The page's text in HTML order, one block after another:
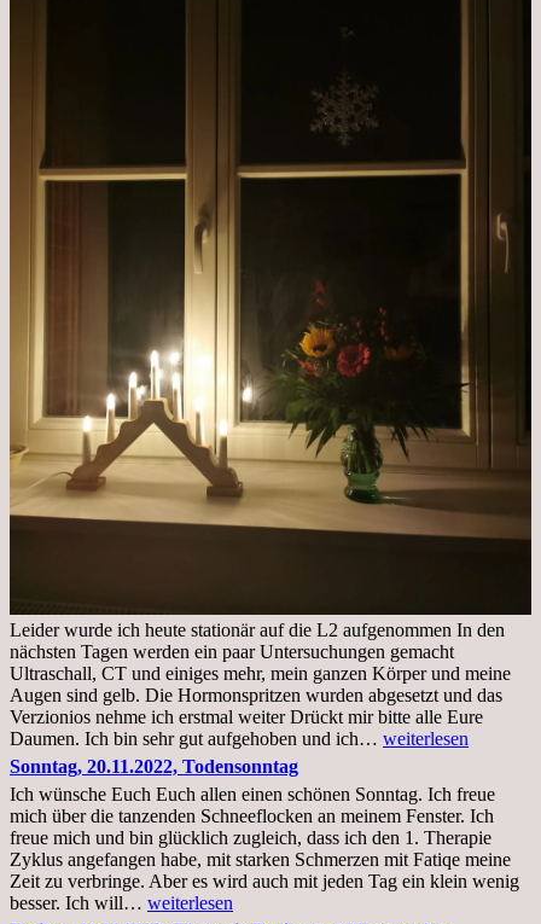
Leider wurde ich heute stationär auf die L2 aufgenommen In den
nächsten Tagen werden ein paar Untersuchungen gemacht
Ultraschall, CT und einiges mehr, mein ganzen Körper und meine
Augen sind gelb. Die Hormonspritzen wurden abgesetzt und das
Verzionios nehme ich erstmal weiter Drückt mir bitte alle Eure
Daumen. Ich bin sehr gut aufgehoben und ich… Mittwoch.
Krankenhaus
stationär
weiterlesen
Sonntag, 20.11.2022, Todensonntag
Ich wünsche Euch Euch allen einen schönen Sonntag. Ich freue
mich über die tanzenden Schneeflocken an meinem Fenster. Ich
freue mich und bin glücklich zugleich, dass ich den 1. Therapie
Zyklus angefangen habe, mit starken Schmerzen mit Fatiqe meine
Zeit zu verbringe. Aber es wird auch mit jeden Tag ein klein wenig
besser. Ich will… Sonntag,
weiterlesen